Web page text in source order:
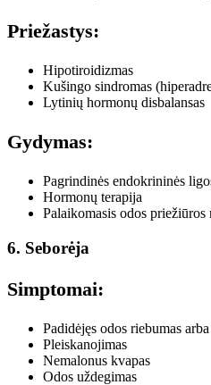
Priežastys:
Hipotiroidizmas
Kušingo sindromas
Lytinių hormonų disbalansas
Gydymas:
Pagrindinės endokrininės
Hormonų terapija
Palaikomasis odos priežiūros
6. Seborėja
Simptomai:
Padidėjęs odos riebumas
Pleiskanojimas
Nemalonus kvapas
Odos uždegimas